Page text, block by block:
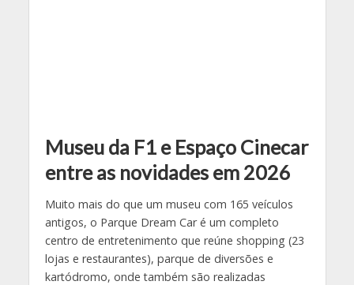
Museu da F1 e Espaço Cinecar
entre as novidades em 2026
Muito mais do que um museu com 165 veículos
antigos, o Parque Dream Car é um completo
centro de entretenimento que reúne shopping (23
lojas e restaurantes), parque de diversões e
kartódromo, onde também são realizadas